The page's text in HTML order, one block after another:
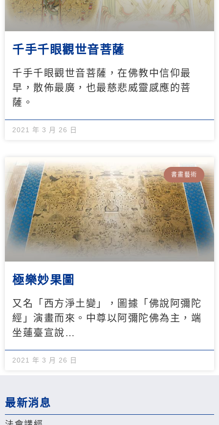
千手千眼觀世音菩薩
千手千眼觀世音菩薩，在佛教中信仰最
早，散佈最廣，也最慈悲威靈感應的菩
薩。
2021 年 3 月 26 日
書畫藝術
極樂妙果圖
又名「西方淨土變」，圖據「佛說阿彌陀
經」演畫而來。中尊以阿彌陀佛為主，端
坐蓮臺宣說…
2021 年 3 月 26 日
最新消息